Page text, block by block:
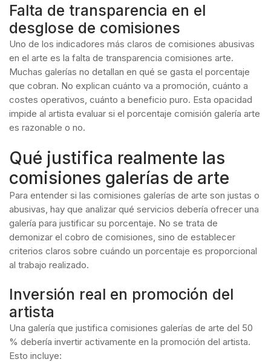
Falta de transparencia en el
desglose de comisiones
Uno de los indicadores más claros de comisiones abusivas
en el arte es la falta de transparencia comisiones arte.
Muchas galerías no detallan en qué se gasta el porcentaje
que cobran. No explican cuánto va a promoción, cuánto a
costes operativos, cuánto a beneficio puro. Esta opacidad
impide al artista evaluar si el porcentaje comisión galería arte
es razonable o no.
Qué justifica realmente las
comisiones galerías de arte
Para entender si las comisiones galerías de arte son justas o
abusivas, hay que analizar qué servicios debería ofrecer una
galería para justificar su porcentaje. No se trata de
demonizar el cobro de comisiones, sino de establecer
criterios claros sobre cuándo un porcentaje es proporcional
al trabajo realizado.
Inversión real en promoción del
artista
Una galería que justifica comisiones galerías de arte del 50
% debería invertir activamente en la promoción del artista.
Esto incluye: